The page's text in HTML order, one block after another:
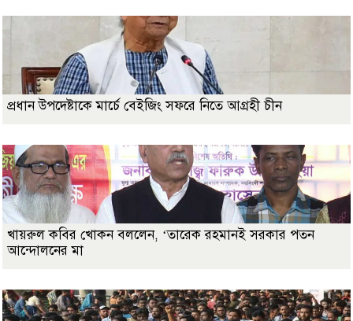
প্রধান উপদেষ্টাকে মার্চে বেইজিং সফরে নিতে আগ্রহী চীন
খায়রুল কবির খোকন বললেন, ‘তারেক রহমানই সরকার পতন
আন্দোলনের মা